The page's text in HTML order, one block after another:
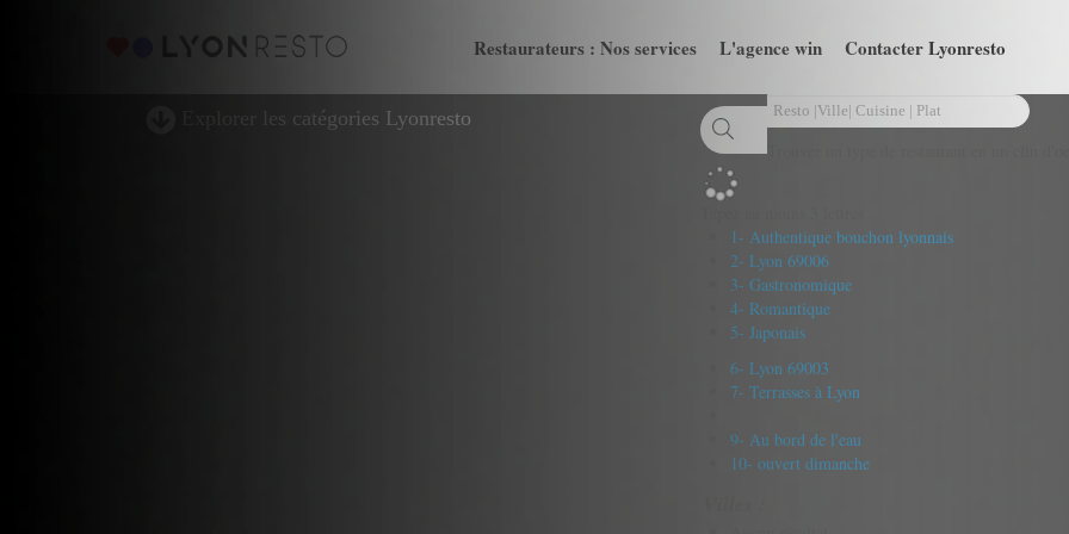
Restaurateurs : Nos services L'agence win Contacter Lyonresto
Explorer les catégories Lyonresto
1- Authentique bouchon lyonnais
2- Lyon 69006
3- Gastronomique
4- Romantique
5- Japonais
6- Lyon 69003
7- Terrasses à Lyon
9- Au bord de l'eau
10- ouvert dimanche